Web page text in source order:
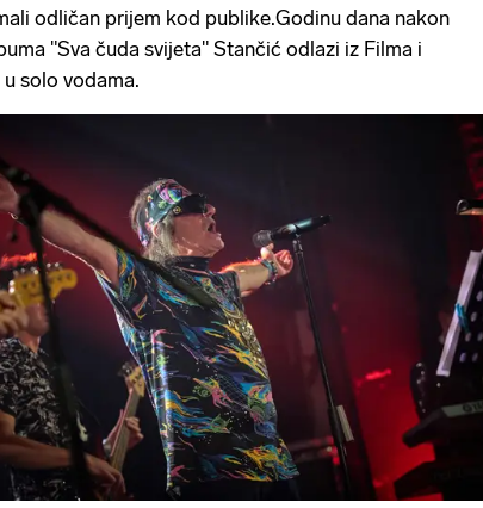
odličan prijem kod publike.Godinu dana nakon
"Sva čuda svijeta" Stančić odlazi iz Filma i
solo vodama.